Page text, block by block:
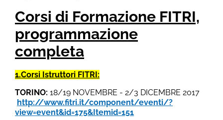
Corsi di Formazione FITRI,
programmazione
completa
1.Corsi Istruttori FITRI:
TORINO: 18/19 NOVEMBRE - 2/3 DICEMBRE 2017
http://www.fitri.it/component/eventi/?
view=event&id=175&Itemid=151